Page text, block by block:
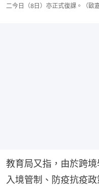
二今日（8日）亦正式復課。（歐嘉
教育局又指，由於跨
入境管制、防疫抗疫